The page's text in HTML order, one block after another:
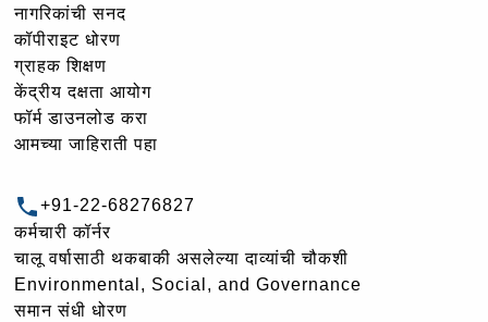
नागरिकांची सनद
कॉपीराइट धोरण
ग्राहक शिक्षण
केंद्रीय दक्षता आयोग
फॉर्म डाउनलोड करा
आमच्या जाहिराती पहा
+91-22-68276827
कर्मचारी कॉर्नर
चालू वर्षासाठी थकबाकी असलेल्या दाव्यांची चौकशी
Environmental, Social, and Governance
समान संधी धोरण